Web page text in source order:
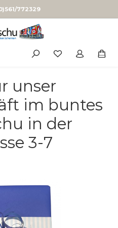
772329
unser
im buntes
in der
3-7